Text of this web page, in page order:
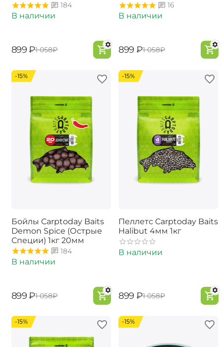
184
В наличии
‍899‍ ₽‍1 058‍₽
16
В наличии
‍899‍ ₽‍1 058‍₽
-15%
Бойлы Carptoday Baits
Demon Spice (Острые
Специи) 1кг 20мм
184
В наличии
‍899‍ ₽‍1 058‍₽
-15%
Пеллетс Carptoday Baits
Halibut 4мм 1кг
В наличии
‍899‍ ₽‍1 058‍₽
-15% -15%